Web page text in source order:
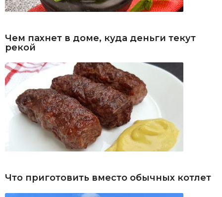
Чем пахнет в доме, куда деньги текут
рекой
Что приготовить вместо обычных котлет